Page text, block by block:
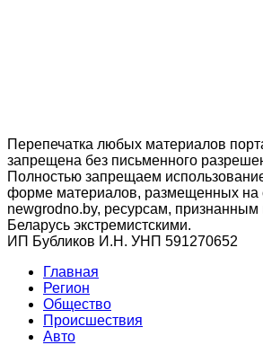
Перепечатка любых материалов
запрещена без письменного
Полностью запрещаем
форме материалов, размещенных на
newgrodno.by, ресурсам, признанным
Беларусь экстремистскими.
ИП Бубликов И.Н. УНП 591270652
Главная
Регион
Общество
Происшествия
Авто